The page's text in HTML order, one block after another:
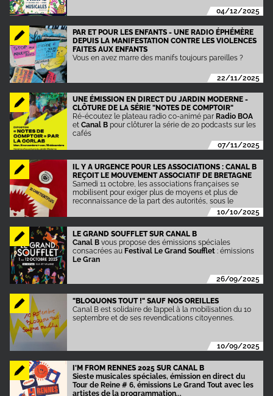
04/12/2025
PAR ET POUR LES ENFANTS - UNE RADIO ÉPHÉMÈRE
DEPUIS LA MANIFESTATION CONTRE LES VIOLENCES
FAITES AUX ENFANTS
Vous en avez marre des manifs toujours pareilles ?
22/11/2025
UNE ÉMISSION EN DIRECT DU JARDIN MODERNE -
CLÔTURE DE LA SÉRIE "NOTES DE COMPTOIR"
Ré-écoutez le plateau radio co-animé par Radio BOA
etCanal B pour clôturer la série de 20 podcasts sur les
cafés
07/11/2025
IL Y A URGENCE POUR LES ASSOCIATIONS : CANAL B
REÇOIT LE MOUVEMENT ASSOCIATIF DE BRETAGNE
Samedi 11 octobre, les associations françaises se
mobilisent pour exiger plus de moyens et plus de
reconnaissance de la part des autorités, sous le
10/10/2025
LE GRAND SOUFFLET SUR CANAL B
Canal B vous propose des émissions spéciales
consacrées au Festival Le Grand Soufflet : émissions
Le Gran
26/09/2025
"BLOQUONS TOUT !" SAUF NOS OREILLES
Canal B est solidaire de l’appel à la mobilisation du 10
septembre et de ses revendications citoyennes.
10/09/2025
I'M FROM RENNES 2025 SUR CANAL B
Sieste musicales spéciales, émission en direct du
Tour de Reine # 6, émissions Le Grand Tout avec les
artistes de la programmation...